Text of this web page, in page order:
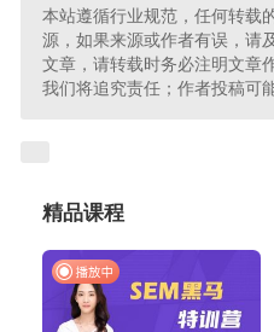
本站遵循行业规范，任何转载
源，如果来源或作者有误，请
文章，请转载时务必注明文章
我们将追究责任；作者投稿可
精品课程